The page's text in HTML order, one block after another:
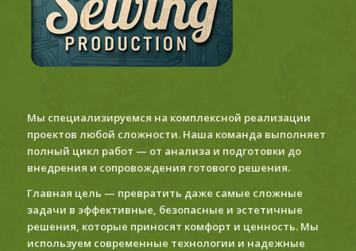
Мы специализируемся на комплексной реализации
проектов любой сложности. Наша команда выполняет
полный цикл работ — от анализа и подготовки до
внедрения и сопровождения готового решения.
Главная цель — превратить даже самые сложные
задачи в эффективные, безопасные и эстетичные
решения, которые приносят комфорт и ценность. Мы
используем современные технологии и надежные